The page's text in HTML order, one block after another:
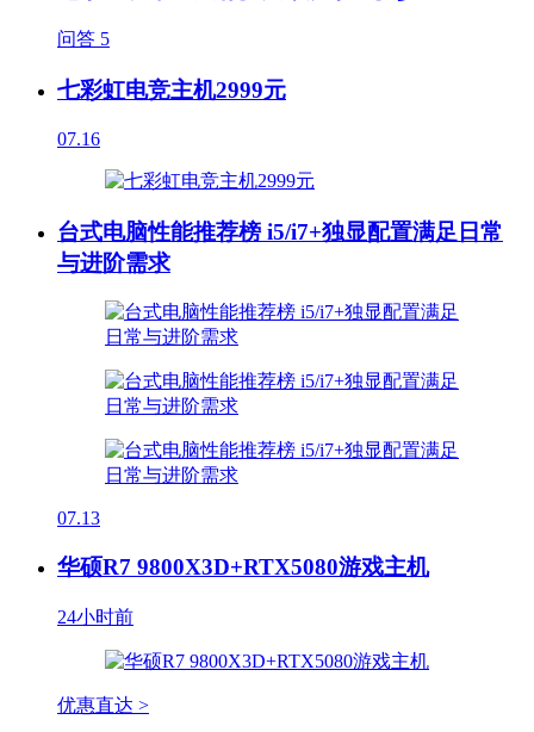
问答 5
七彩虹电竞主机2999元
07.16
台式电脑性能推荐榜 i5/i7+独显配置满足日常
与进阶需求
07.13
华硕R7 9800X3D+RTX5080游戏主机
24小时前
优惠直达 >